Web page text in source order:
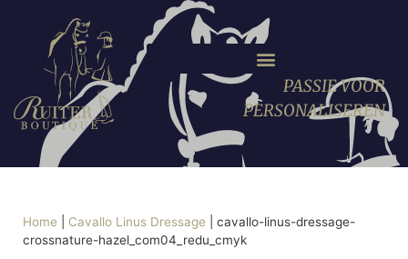
PASSIE VOOR
PERSONALISEREN
Home Cavallo Linus Dressage
cavallo-linus-dressage-
crossnature-hazel_com04_redu_cmyk